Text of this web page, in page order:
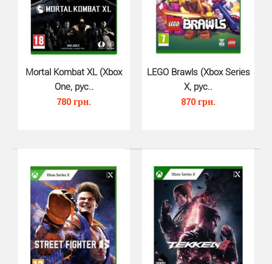
UFC (Xbox One)..
530 грн.
UFC — файтинг от студии EA Sports. UFC Xbox One
предлагает игрокам принять участие в чемпи..
Mortal Kombat XL (Xbox
One, рус..
780 грн.
LEGO Brawls (Xbox Series
X, рус..
870 грн.